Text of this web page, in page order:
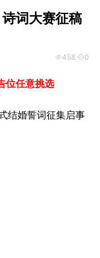
词大赛征稿
458 0
位任意挑选
结婚誓词征集启事